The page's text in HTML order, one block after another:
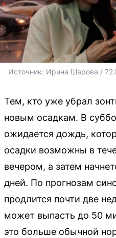
Источник: Ирина Шарова /
Тем, кто уже убрал
новым осадкам. В
ожидается дождь,
осадки возможны в
вечером, а затем
дней. По прогнозам
продлится почти две
может выпасть до 50
это больше обычной